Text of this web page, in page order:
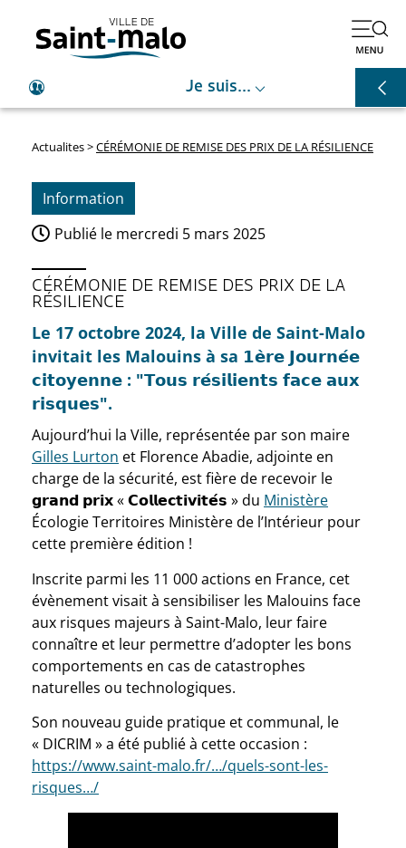
Je suis... ⌵
Actualites>CÉRÉMONIE DE REMISE DES PRIX DE LA RÉSILIENCE
Information
Publié le mercredi 5 mars 2025
CÉRÉMONIE DE REMISE DES PRIX DE LA
RÉSILIENCE
Le 17 octobre 2024, la Ville de Saint-Malo
invitait les Malouins à sa 𝟭𝗲̀𝗿𝗲 𝗝𝗼𝘂𝗿𝗻𝗲́𝗲
𝗰𝗶𝘁𝗼𝘆𝗲𝗻𝗻𝗲 : "𝗧𝗼𝘂𝘀 𝗿𝗲́𝘀𝗶𝗹𝗶𝗲𝗻𝘁𝘀 𝗳𝗮𝗰𝗲 𝗮𝘂𝘅
𝗿𝗶𝘀𝗾𝘂𝗲𝘀".
Aujourd’hui la Ville, représentée par son maire
Gilles Lurton et Florence Abadie, adjointe en
charge de la sécurité, est fière de recevoir le
𝗴𝗿𝗮𝗻𝗱 𝗽𝗿𝗶𝘅 « 𝗖𝗼𝗹𝗹𝗲𝗰𝘁𝗶𝘃𝗶𝘁𝗲́𝘀 » du Ministère
Écologie Territoires Ministère de l’Intérieur pour
cette première édition !
Inscrite parmi les 11 000 actions en France, cet
évènement visait à sensibiliser les Malouins face
aux risques majeurs à Saint-Malo, leur faire
connaître et leur permettre d’adopter les bons
comportements en cas de catastrophes
naturelles ou technologiques.
Son nouveau guide pratique et communal, le
« DICRIM » a été publié à cette occasion :
https://www.saint-malo.fr/…/quels-sont-les-
risques…/